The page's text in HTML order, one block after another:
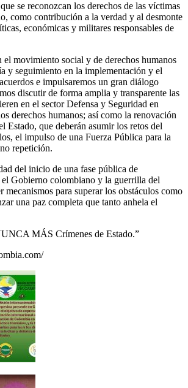
se reconozcan los derechos de las víctimas
como contribución a la verdad y al desmonte
económicas y militares responsables de
movimiento social y de derechos humanos
y seguimiento en la implementación y el
e impulsaremos un gran diálogo
discutir de forma amplia y transparente las
en el sector Defensa y Seguridad en
derechos humanos; así como la renovación
Estado, que deberán asumir los retos del
el impulso de una Fuerza Pública para la
repetición.
del inicio de una fase pública de
el Gobierno colombiano y la guerrilla del
mecanismos para superar los obstáculos como
una paz completa que tanto anhela el
MÁS Crímenes de Estado.”